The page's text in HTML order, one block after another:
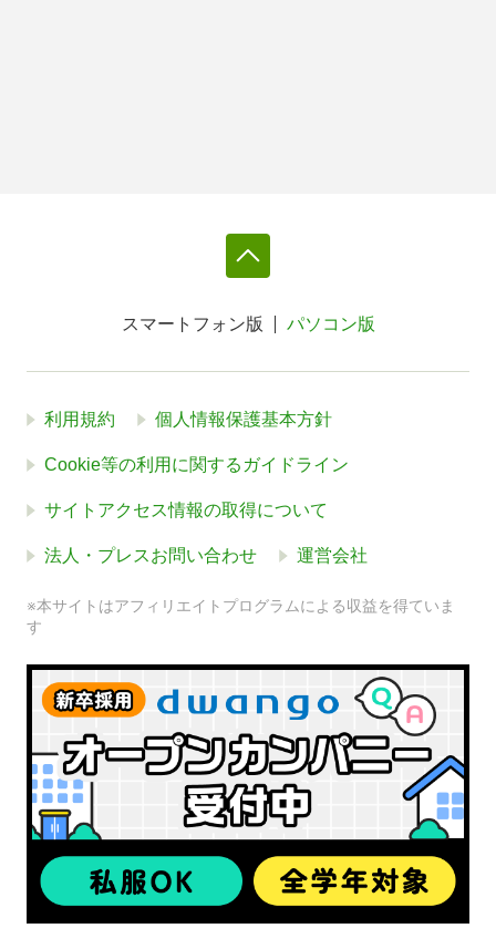
スマートフォン版 パソコン版
利用規約 個人情報保護基本方針
Cookie等の利用に関するガイドライン
サイトアクセス情報の取得について
法人・プレスお問い合わせ 運営会社
※本サイトはアフィリエイトプログラムによる収益を得ていま
す